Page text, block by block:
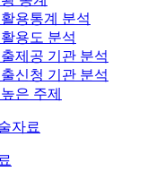
용통계 분석
용도 분석
제공 기관 분석
신청 기관 분석
은 주제
자료